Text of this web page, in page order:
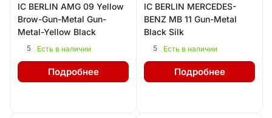
IC BERLIN AMG 09 Yellow
Brow-Gun-Metal Gun-
Metal-Yellow Black
5 Есть в наличии
Подробнее
IC BERLIN MERCEDES-
BENZ MB 11 Gun-Metal
Black Silk
5 Есть в наличии
Подробнее